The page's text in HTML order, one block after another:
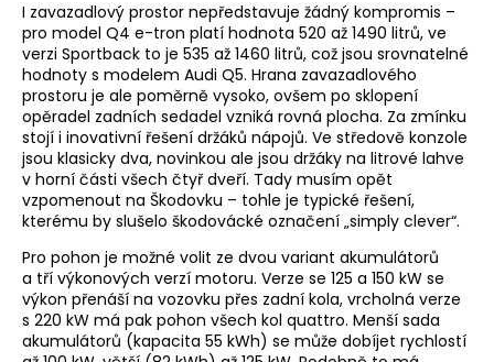
I zavazadlový prostor nepředstavuje žádný kompromis –
pro model Q4 e-tron platí hodnota 520 až 1490 litrů, ve
verzi Sportback to je 535 až 1460 litrů, což jsou srovnatelné
hodnoty s modelem Audi Q5. Hrana zavazadlového
prostoru je ale poměrně vysoko, ovšem po sklopení
opěradel zadních sedadel vzniká rovná plocha. Za zmínku
stojí i inovativní řešení držáků nápojů. Ve středově konzole
jsou klasicky dva, novinkou ale jsou držáky na litrové lahve
v horní části všech čtyř dveří. Tady musím opět
vzpomenout na Škodovku – tohle je typické řešení,
kterému by slušelo škodovácké označení „simply clever“.
Pro pohon je možné volit ze dvou variant akumulátorů
a tří výkonových verzí motoru. Verze se 125 a 150 kW se
výkon přenáší na vozovku přes zadní kola, vrcholná verze
s 220 kW má pak pohon všech kol quattro. Menší sada
akumulátorů (kapacita 55 kWh) se může dobíjet rychlostí